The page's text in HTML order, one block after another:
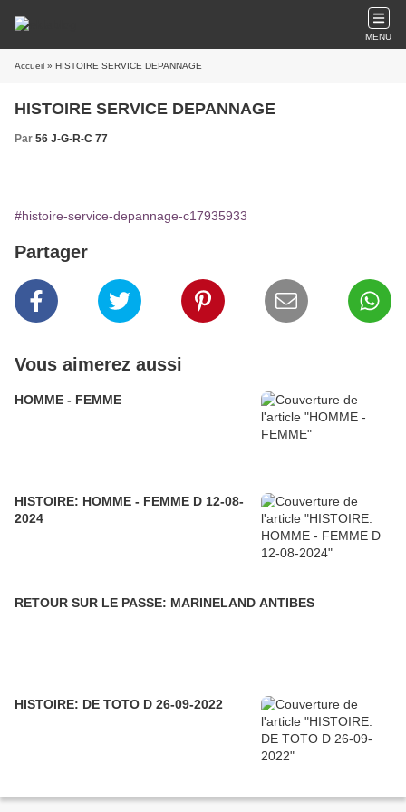
MENU
Accueil » HISTOIRE SERVICE DEPANNAGE
HISTOIRE SERVICE DEPANNAGE
Par 56 J-G-R-C 77
#histoire-service-depannage-c17935933
Partager
Vous aimerez aussi
HOMME - FEMME
HISTOIRE: HOMME - FEMME D 12-08-
2024
RETOUR SUR LE PASSE: MARINELAND ANTIBES
HISTOIRE: DE TOTO D 26-09-2022